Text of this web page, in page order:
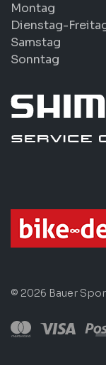
Montag
Dienstag-
Samstag
Sonntag
© 2026 Bauer